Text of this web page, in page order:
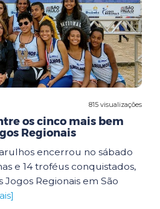
815 visualizações
os cinco mais bem
Regionais
encerrou no sábado
e 14 troféus conquistados,
Jogos Regionais em São